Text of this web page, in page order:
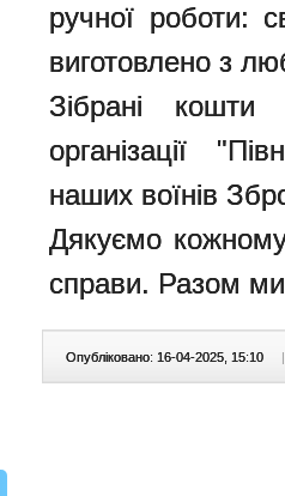
ручної роботи:
виготовлено з
Зібрані кошти
організації
наших воїнів
Дякуємо
справи. Разом ми
Опубліковано: 16-04-2025, 15:10 |